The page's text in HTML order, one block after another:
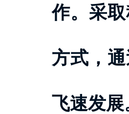
作。采
方式，
飞速发展